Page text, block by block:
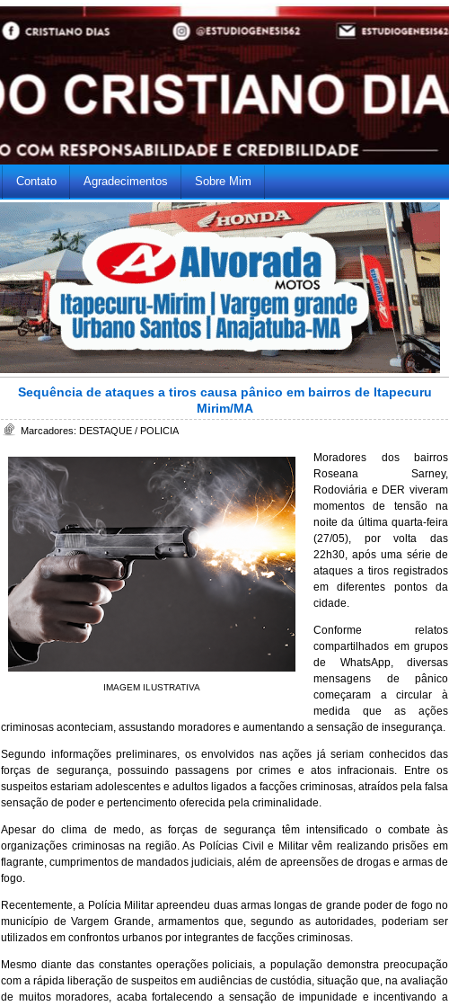
Contato Agradecimentos Sobre Mim
Sequência de ataques a tiros causa pânico em bairros de Itapecuru
Mirim/MA
Marcadores: DESTAQUE / POLICIA
IMAGEM ILUSTRATIVA
Moradores dos bairros
Roseana Sarney,
Rodoviária e DER viveram
momentos de tensão na
noite da última quarta-feira
(27/05), por volta das
22h30, após uma série de
ataques a tiros registrados
em diferentes pontos da
cidade.
Conforme relatos
compartilhados em grupos
de WhatsApp, diversas
mensagens de pânico
começaram a circular à
medida que as ações
criminosas aconteciam, assustando moradores e aumentando a sensação de insegurança.
Segundo informações preliminares, os envolvidos nas ações já seriam conhecidos das
forças de segurança, possuindo passagens por crimes e atos infracionais. Entre os
suspeitos estariam adolescentes e adultos ligados a facções criminosas, atraídos pela falsa
sensação de poder e pertencimento oferecida pela criminalidade.
Apesar do clima de medo, as forças de segurança têm intensificado o combate às
organizações criminosas na região. As Polícias Civil e Militar vêm realizando prisões em
flagrante, cumprimentos de mandados judiciais, além de apreensões de drogas e armas de
fogo.
Recentemente, a Polícia Militar apreendeu duas armas longas de grande poder de fogo no
município de Vargem Grande, armamentos que, segundo as autoridades, poderiam ser
utilizados em confrontos urbanos por integrantes de facções criminosas.
Mesmo diante das constantes operações policiais, a população demonstra preocupação
com a rápida liberação de suspeitos em audiências de custódia, situação que, na avaliação
de muitos moradores, acaba fortalecendo a sensação de impunidade e incentivando a